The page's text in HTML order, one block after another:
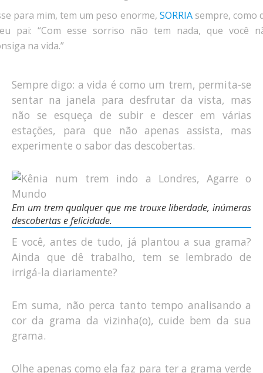
para mim, tem um peso enorme, SORRIAsempre, como
pai: “Com esse sorriso não tem nada, que você
na vida.”
Sempre digo: a vida é como um trem, permita-se
sentar na janela para desfrutar da vista, mas
não se esqueça de subir e descer em várias
estações, para que não apenas assista, mas
experimente o sabor das descobertas.
Em um trem qualquer que me trouxe liberdade, inúmeras
descobertas e felicidade.
E você, antes de tudo, já plantou a sua grama?
Ainda que dê trabalho, tem se lembrado de
irrigá-la diariamente?
Em suma, não perca tanto tempo analisando a
cor da grama da vizinha(o), cuide bem da sua
grama.
Olhe apenas como ela faz para ter a grama verde